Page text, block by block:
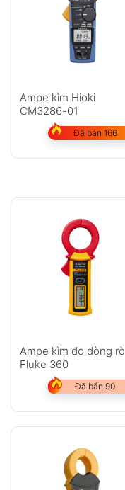
Ampe kìm Hioki
CM3286-01
Đã bán 166
Ampe kìm đo dòng rò
Fluke 360
Đã bán 90